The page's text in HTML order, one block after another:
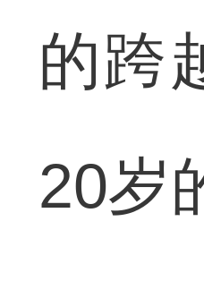
的跨
20岁